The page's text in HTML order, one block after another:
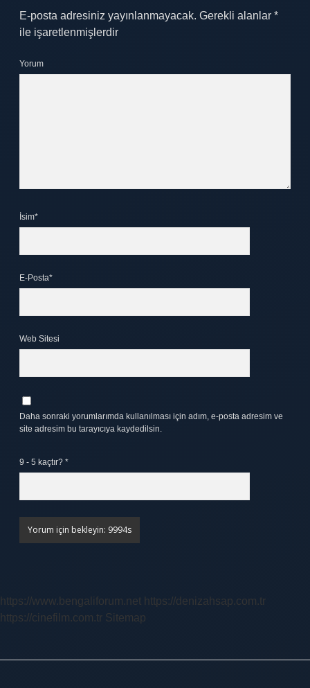
E-posta adresiniz yayınlanmayacak. Gerekli alanlar *
ile işaretlenmişlerdir
Yorum
İsim*
E-Posta*
Web Sitesi
Daha sonraki yorumlarımda kullanılması için adım, e-posta adresim ve
site adresim bu tarayıcıya kaydedilsin.
9 - 5 kaçtır? *
https://www.bengaliforum.net https://denizahsap.com.tr
https://cinefilm.com.tr Sitemap